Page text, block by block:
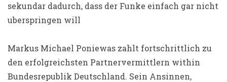
sekundar dadurch, dass der Funke einfach gar nicht
uberspringen will
Markus Michael Poniewas zahlt fortschrittlich zu
den erfolgreichsten Partnervermittlern within
Bundesrepublik Deutschland. Sein Ansinnen,